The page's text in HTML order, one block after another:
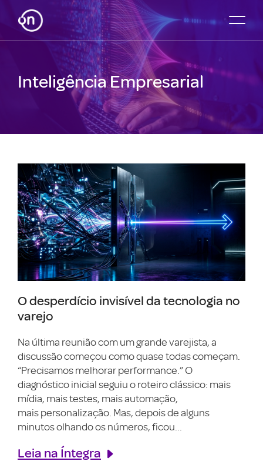
Inteligência Empresarial
O desperdício invisível da tecnologia no
varejo
Na última reunião com um grande varejista, a
discussão começou como quase todas começam.
“Precisamos melhorar performance.” O
diagnóstico inicial seguiu o roteiro clássico: mais
mídia, mais testes, mais automação,
mais personalização. Mas, depois de alguns
minutos olhando os números, ficou...
Leia na Íntegra